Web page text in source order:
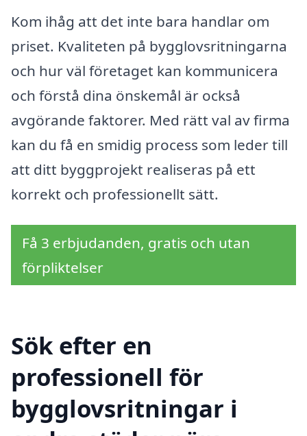
Kom ihåg att det inte bara handlar om
priset. Kvaliteten på bygglovsritningarna
och hur väl företaget kan kommunicera
och förstå dina önskemål är också
avgörande faktorer. Med rätt val av firma
kan du få en smidig process som leder till
att ditt byggprojekt realiseras på ett
korrekt och professionellt sätt.
Få 3 erbjudanden, gratis och utan
förpliktelser
Sök efter en
professionell för
bygglovsritningar i